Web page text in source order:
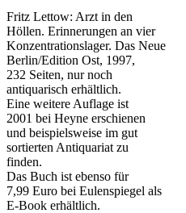
Fritz Lettow: Arzt in den
Höllen. Erinnerungen an vier
Konzentrationslager. Das Neue
Berlin/Edition Ost, 1997,
232 Seiten, nur noch
antiquarisch erhältlich.
Eine weitere Auflage ist
2001 bei Heyne erschienen
und beispielsweise im gut
sortierten Antiquariat zu
finden.
Das Buch ist ebenso für
7,99 Euro bei Eulenspiegel als
E-Book erhältlich.